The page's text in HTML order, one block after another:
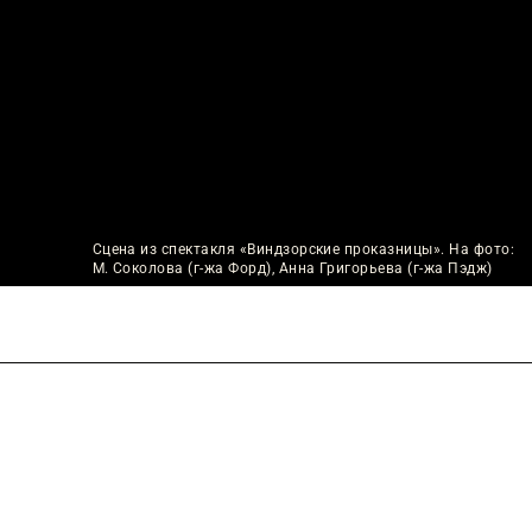
Сцена из спектакля «Виндзорские проказницы». На фото:
М. Соколова (г-жа Форд), Анна Григорьева (г-жа Пэдж)